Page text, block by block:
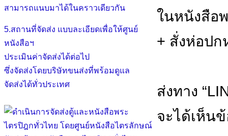
สามารถแนบมาได้ในคราวเดียวกัน
5.สถานที่จัดส่ง แบบละเอียดเพื่อให้ศูนย์
หนังสือฯ
ประเมินค่าจัดส่งได้ต่อไป
ซึ่งจัดส่งโดยบริษัทขนส่งที่พร้อมดูแล
จัดส่งได้ทั่วประเทศ
ในหนังสือ
+ สั่งห่อป
ส่งทาง
จะได้เห็น